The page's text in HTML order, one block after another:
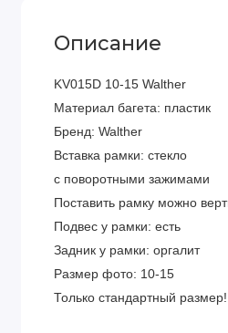
Описание
KV015D 10-15 Walther
Материал багета: пластик
Бренд: Walther
Вставка рамки: стекло
с поворотными зажимами
Поставить рамку можно
Подвес у рамки: есть
Задник у рамки: оргалит
Размер фото: 10-15
Только стандартный размер!